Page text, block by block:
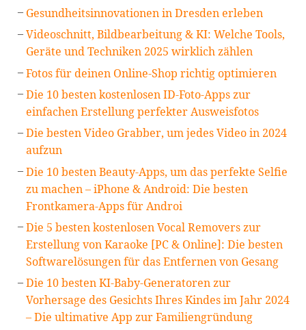
Gesundheitsinnovationen in Dresden erleben
Videoschnitt, Bildbearbeitung & KI: Welche Tools,
Geräte und Techniken 2025 wirklich zählen
Fotos für deinen Online-Shop richtig optimieren
Die 10 besten kostenlosen ID-Foto-Apps zur
einfachen Erstellung perfekter Ausweisfotos
Die besten Video Grabber, um jedes Video in 2024
aufzun
Die 10 besten Beauty-Apps, um das perfekte Selfie
zu machen – iPhone & Android: Die besten
Frontkamera-Apps für Androi
Die 5 besten kostenlosen Vocal Removers zur
Erstellung von Karaoke [PC & Online]: Die besten
Softwarelösungen für das Entfernen von Gesang
Die 10 besten KI-Baby-Generatoren zur
Vorhersage des Gesichts Ihres Kindes im Jahr 2024
– Die ultimative App zur Familiengründung